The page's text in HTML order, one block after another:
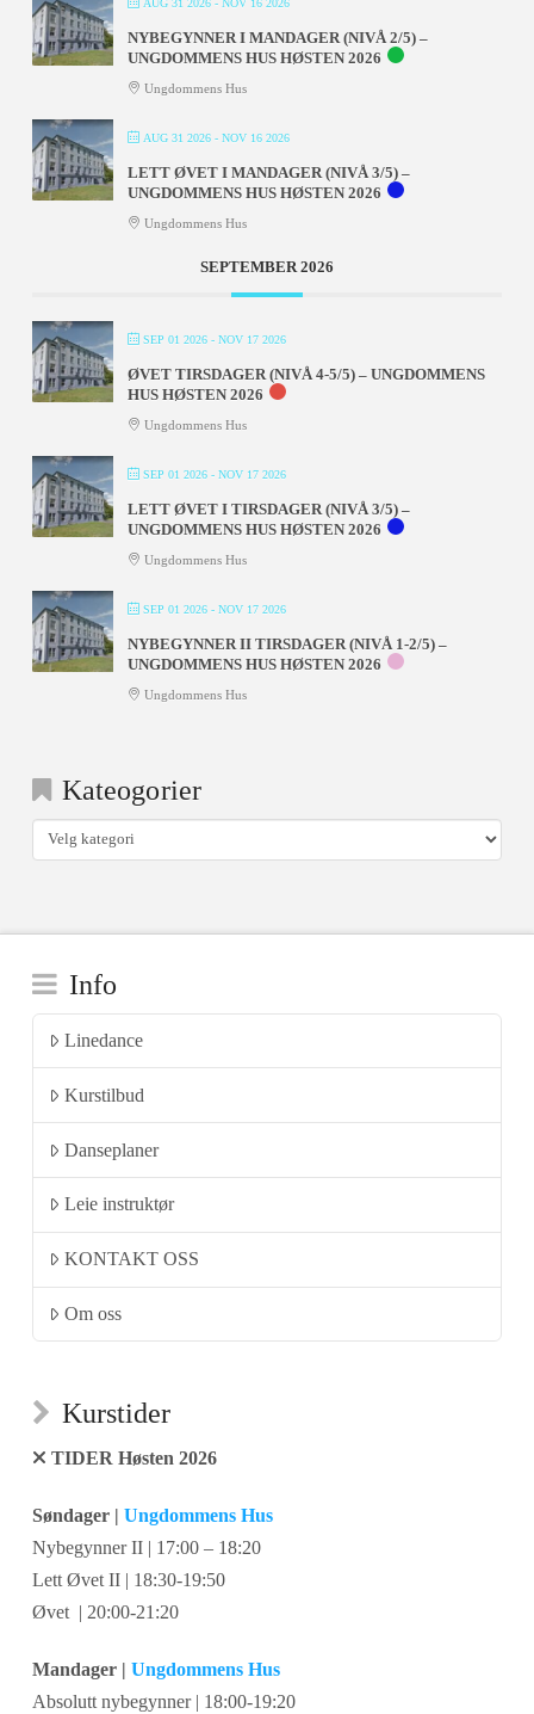
AUG 31 2026- NOV 16 2026
NYBEGYNNER I MANDAGER (NIVÅ 2/5) –
UNGDOMMENS HUS HØSTEN 2026
Ungdommens Hus
AUG 31 2026- NOV 16 2026
LETT ØVET I MANDAGER (NIVÅ 3/5) –
UNGDOMMENS HUS HØSTEN 2026
Ungdommens Hus
SEPTEMBER 2026
SEP 01 2026- NOV 17 2026
ØVET TIRSDAGER (NIVÅ 4-5/5) – UNGDOMMENS
HUS HØSTEN 2026
Ungdommens Hus
SEP 01 2026- NOV 17 2026
LETT ØVET I TIRSDAGER (NIVÅ 3/5) –
UNGDOMMENS HUS HØSTEN 2026
Ungdommens Hus
SEP 01 2026- NOV 17 2026
NYBEGYNNER II TIRSDAGER (NIVÅ 1-2/5) –
UNGDOMMENS HUS HØSTEN 2026
Ungdommens Hus
Kateogorier
Kateogorier
Info
Linedance
Kurstilbud
Danseplaner
Leie instruktør
KONTAKT OSS
Om oss
Kurstider
TIDER Høsten 2026
Søndager | Ungdommens Hus
Nybegynner II | 17:00 – 18:20
Lett Øvet II | 18:30-19:50
Øvet | 20:00-21:20
Mandager | Ungdommens Hus
Absolutt nybegynner | 18:00-19:20